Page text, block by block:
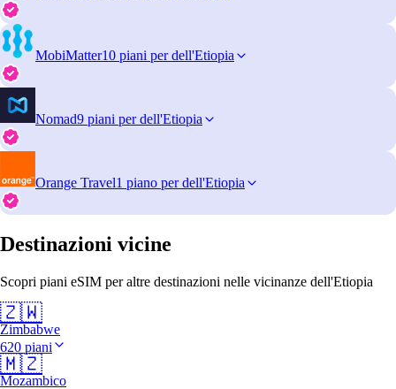
MobiMatter10 piani per dell'Etiopia
Nomad9 piani per dell'Etiopia
Orange Travel1 piano per dell'Etiopia
Destinazioni vicine
Scopri piani eSIM per altre destinazioni nelle vicinanze dell'Etiopia
🇿🇼
Zimbabwe
620 piani
🇲🇿
Mozambico